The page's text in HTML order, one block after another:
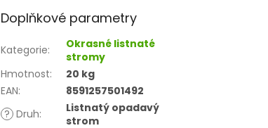
Doplňkové parametry
Kategorie:
Okrasné listnaté
stromy
Hmotnost:
20 kg
EAN:
8591257501492
? Druh:
Listnatý opadavý
strom